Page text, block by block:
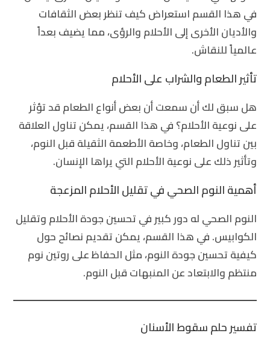
في هذا القسم استعراض كيف تنظر بعض الثقافات
والأديان الأخرى إلى الأحلام والرؤى، مما يضيف بعداً
عالمياً للنقاش.
تأثير الطعام والشراب على الأحلام
هل سبق لك أن سمعت أن بعض أنواع الطعام قد تؤثر
على نوعية الأحلام؟ في هذا القسم، يمكن تناول العلاقة
بين تناول الطعام، وخاصة الأطعمة الثقيلة قبل النوم،
وتأثير ذلك على نوعية الأحلام التي يراها الإنسان.
أهمية النوم الصحي في تقليل الأحلام المزعجة
النوم الصحي له دور كبير في تحسين جودة الأحلام وتقليل
الكوابيس. في هذا القسم، يمكن تقديم نصائح حول
كيفية تحسين جودة النوم، مثل الحفاظ على روتين نوم
منتظم والابتعاد عن المنبهات قبل النوم.
تفسير حلم سقوط الأسنان